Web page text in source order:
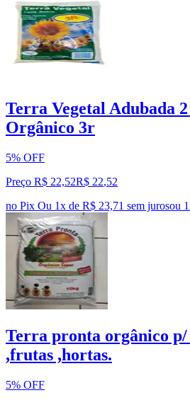
Terra Vegetal Adubada
Orgânico 3r
5% OFF
Preço R$ 22,52R$ 22,52
no Pix Ou 1x de R$ 23,71 sem jurosou 1
Terra pronta orgânico p/
,frutas ,hortas.
5% OFF